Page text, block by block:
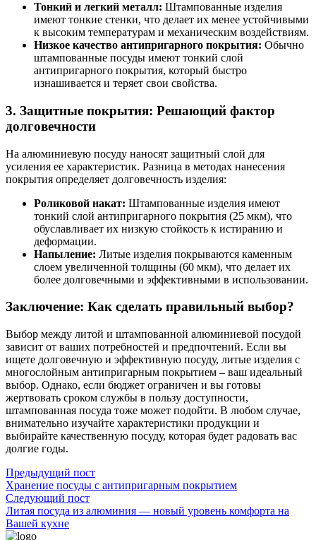
Тонкий и легкий металл: Штампованные изделия
имеют тонкие стенки, что делает их менее устойчивыми
к высоким температурам и механическим воздействиям.
Низкое качество антипригарного покрытия: Обычно
штампованные посуды имеют тонкий слой
антипригарного покрытия, который быстро
изнашивается и теряет свои свойства.
3. Защитные покрытия: Решающий фактор
долговечности
На алюминиевую посуду наносят защитный слой для
усиления ее характеристик. Разница в методах нанесения
покрытия определяет долговечность изделия:
Роликовой накат: Штампованные изделия имеют
тонкий слой антипригарного покрытия (25 мкм), что
обуславливает их низкую стойкость к истиранию и
деформации.
Напыление: Литые изделия покрываются каменным
слоем увеличенной толщины (60 мкм), что делает их
более долговечными и эффективными в использовании.
Заключение: Как сделать правильный выбор?
Выбор между литой и штампованной алюминиевой посудой
зависит от ваших потребностей и предпочтений. Если вы
ищете долговечную и эффективную посуду, литые изделия с
многослойным антипригарным покрытием – ваш идеальный
выбор. Однако, если бюджет ограничен и вы готовы
жертвовать сроком службы в пользу доступности,
штампованная посуда тоже может подойти. В любом случае,
внимательно изучайте характеристики продукции и
выбирайте качественную посуду, которая будет радовать вас
долгие годы.
Навигация
по
записям
Предыдущий постPrevious
post:
Хранение посуды с антипригарным покрытием
Следующий постNext
post:
Литая посуда из алюминия — новый уровень комфорта на
Вашей кухне